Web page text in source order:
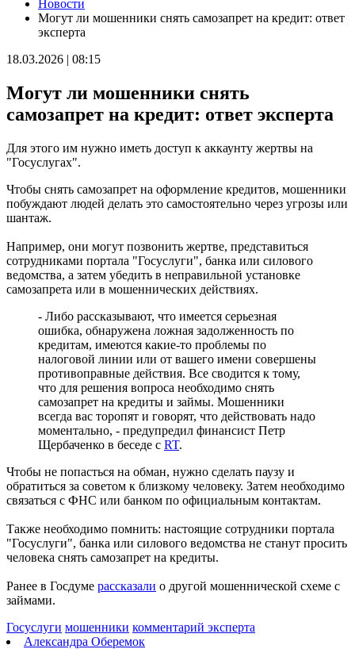
тренером
09.08.2026 | 15:05
Вратарь Гудиев рассказал о тактике "Акрона" на матч с
09.08.2026 | 14:25
ребенка
09.08.2026 | 14:16
В России могут отменить ЕГЭ с 2027 года
На Самарскую область 9 августа обрушатся гроза, ливень и
град
В Самаре открыли обновленный стадион филиала ЦСКА
09.08.2026 | 11:49
В самарском парке Гагарина отметили День физкультурника
В похвистневском парке "Юбилейный" появилась новая
спортплощадка
09.08.2026 | 11:31
Самарца отправили в колонию за похищение телефона и
09.08.2026 | 11:28
В Тольятти спасли подростков на сапборде, которых унесло от
берега
09.08.2026 | 10:56
9 августа на нескольких улицах Самары не будет холодной
09.08.2026 | 10:29
В Самарской области 9 августа около 5 часов действовала
беспилотная опасность
09.08.2026 | 10:24
09.08.2026 | 10:05
Вячеслав Федорищев поздравил жителей Самарской области с
Днем строителя
Персеиды: самарцам рассказали, как увидеть звездопад с 12 по
14 августа
09.08.2026 | 09:17
в этот день
09.08.2026 | 09:13
09.08.2026 | 08:20
Новости
Могут ли мошенники снять самозапрет на кредит: ответ
эксперта
18.03.2026 | 08:15
Могут ли мошенники снять
самозапрет на кредит: ответ эксперта
Для этого им нужно иметь доступ к аккаунту жертвы на
"Госуслугах".
Чтобы снять самозапрет на оформление кредитов, мошенники
побуждают людей делать это самостоятельно через угрозы или
шантаж.
Например, они могут позвонить жертве, представиться
сотрудниками портала "Госуслуги", банка или силового
ведомства, а затем убедить в неправильной установке
самозапрета или в мошеннических действиях.
- Либо рассказывают, что имеется серьезная
ошибка, обнаружена ложная задолженность по
кредитам, имеются какие-то проблемы по
налоговой линии или от вашего имени совершены
противоправные действия. Все сводится к тому,
что для решения вопроса необходимо снять
самозапрет на кредиты и займы. Мошенники
всегда вас торопят и говорят, что действовать надо
моментально, - предупредил финансист Петр
Щербаченко в беседе с RT.
Чтобы не попасться на обман, нужно сделать паузу и
обратиться за советом к близкому человеку. Затем необходимо
связаться с ФНС или банком по официальным контактам.
Также необходимо помнить: настоящие сотрудники портала
"Госуслуги", банка или силового ведомства не станут просить
человека снять самозапрет на кредиты.
Ранее в Госдуме рассказали о другой мошеннической схеме с
займами.
Госуслуги мошенники комментарий эксперта
Александра Оберемок